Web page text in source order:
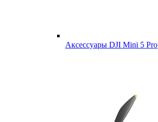
Аксессуары DJI Mini 5 Pro